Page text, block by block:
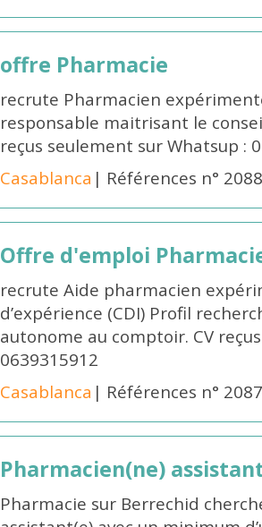
offre Pharmacie
recrute Pharmacien
responsable maitrisant le
reçus seulement sur Whatsup :
Casablanca | Références n°
Offre d'emploi
recrute Aide pharmacien
d’expérience (CDI) Profil
autonome au comptoir. CV
0639315912
Casablanca | Références n°
Pharmacien(ne)
Pharmacie sur Berrechid